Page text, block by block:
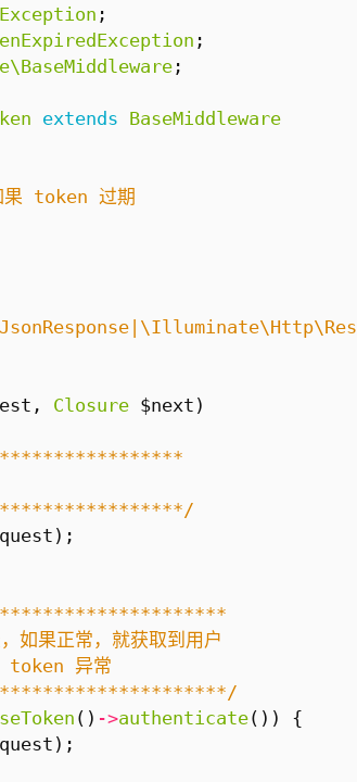
;
;
;
extends BaseMiddleware
, Closure $next )
);
() ->authenticate())
{
);